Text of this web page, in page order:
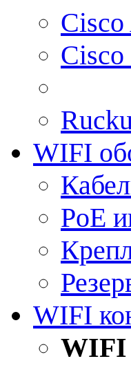
WIFI
PoE
WIFI
WIFI